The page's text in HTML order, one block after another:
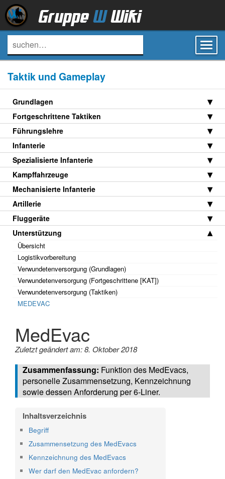
GruppeWWiki
Taktik und Gameplay
Grundlagen
Fortgeschrittene Taktiken
Führungslehre
Infanterie
Spezialisierte Infanterie
Kampffahrzeuge
Mechanisierte Infanterie
Artillerie
Fluggeräte
Unterstützung
Übersicht
Logistikvorbereitung
Verwundetenversorgung (Grundlagen)
Verwundetenversorgung (Fortgeschrittene [KAT])
Verwundetenversorgung (Taktiken)
MEDEVAC
MedEvac
Zuletzt geändert am: 8. Oktober 2018
Funktion des MedEvacs,
personelle Zusammensetzung, Kennzeichnung
sowie dessen Anforderung per 6-Liner.
Begriff
Zusammensetzung des MedEvacs
Kennzeichnung des MedEvacs
Wer darf den MedEvac anfordern?